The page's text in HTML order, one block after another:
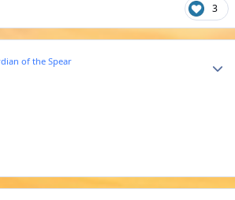
3
of the Spear